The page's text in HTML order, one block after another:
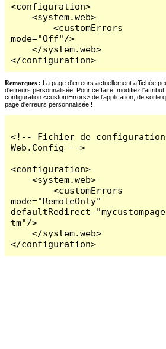
<configuration>
    <system.web>
        <customErrors
mode="Off"/>
    </system.web>
</configuration>
Remarques : La page d'erreurs actuellement affichée
d'erreurs personnalisée. Pour ce faire, modifiez
configuration <customErrors> de l'application, de sorte
page d'erreurs personnalisée !
<!-- Fichier de configuration
Web.Config -->
<configuration>
    <system.web>
        <customErrors
mode="RemoteOnly"
tm"/>
    </system.web>
</configuration>